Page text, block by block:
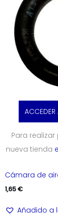
ACCEDER
Para
nueva tienda
Cámara de
1,65€
Añadido a